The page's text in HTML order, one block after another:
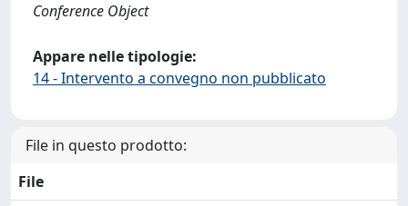
Conference Object
Appare nelle tipologie:
14 - Intervento a convegno non pubblicato
File in questo prodotto:
File